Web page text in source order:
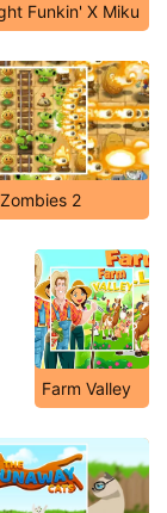
Funkin' X Miku
2
Farm Valley